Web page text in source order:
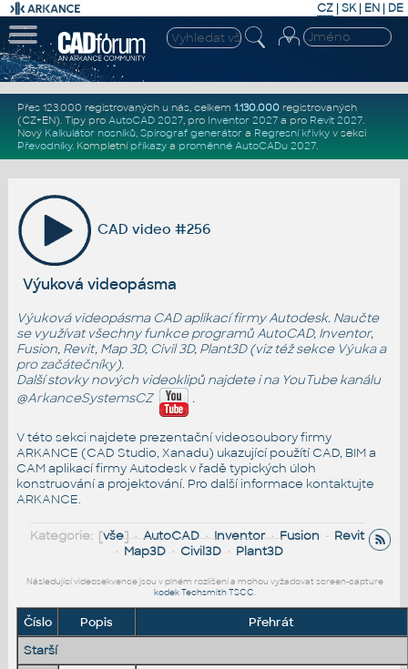
CZ | SK| EN | DE
Přes 123.000 registrovaných u nás, celkem 1.130.000registrovaných
(CZ+EN). Tipy pro AutoCAD 2027, pro Inventor 2027a pro Revit 2027.
Nový Kalkulátor nosníků, Spirograf generátor a Regresní křivkyv sekci
Převodníky. Kompletní příkazya proměnné AutoCADu 2027.
CAD video #256
Výuková videopásma
Výuková videopásma CAD aplikací firmy Autodesk. Naučte
se využívat všechny funkce programů AutoCAD, Inventor,
Fusion, Revit, Map 3D, Civil 3D, Plant3D (viz též sekce Výukaa
pro začátečníky).
Další stovky nových videoklipů najdete i na YouTube kanálu
@ArkanceSystemsCZ
.
V této sekci najdete prezentační videosoubory firmy
ARKANCE (CAD Studio, Xanadu) ukazující použítí CAD, BIM a
CAM aplikací firmy Autodesk v řadě typických úloh
konstruování a projektování. Pro další informace kontaktujte
ARKANCE.
Kategorie: [vše] •AutoCAD•Inventor•Fusion • Revit
• Map3D• Civil3D• Plant3D
Následující videosekvence jsou v plném rozlišení a mohou vyžadovat screen-capture
kodek Techsmith TSCC.
Číslo Popis
Přehrát
Starší